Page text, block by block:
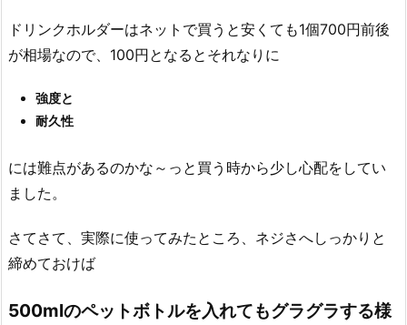
ドリンクホルダーはネットで買うと安くても1個700円前後
が相場なので、100円となるとそれなりに
強度と
耐久性
には難点があるのかな～っと買う時から少し心配をしてい
ました。
さてさて、実際に使ってみたところ、ネジさへしっかりと
締めておけば
500mlのペットボトルを入れてもグラグラする様